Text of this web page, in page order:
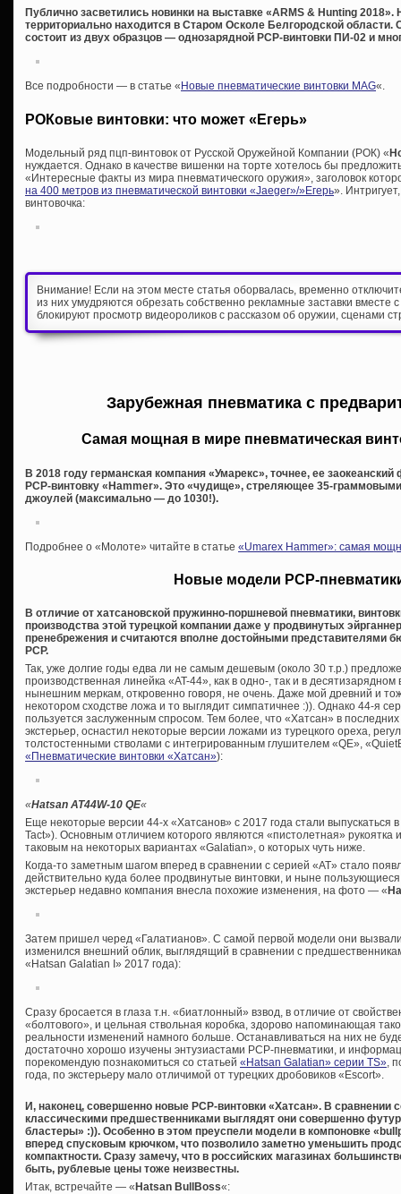
Публично засветились новинки на выставке «ARMS & Hunting 2018».
территориально находится в Старом Осколе Белгородской
состоит из двух образцов — однозарядной PCP-винтовки ПИ-02 и
Все подробности — в статье « Новые пневматические винтовки MAG«.
РОКовые винтовки: что может «Егерь»
Модельный ряд пцп-винтовок от Русской Оружейной Компании (РОК) «
нуждается. Однако в качестве вишенки на торте хотелось бы
«Интересные факты из мира пневматического оружия», заголовок
на 400 метров из пневматической винтовки «Jaeger»/»Егерь».
винтовочка:
Внимание! Если на этом месте статья оборвалась, временно
из них умудряются обрезать собственно рекламные заставки вместе
блокируют просмотр видеороликов с рассказом об оружии, сценами
Зарубежная пневматика с
Самая мощная в мире пневматическая
В 2018 году германская компания «Умарекс», точнее, ее
PCP-винтовку «Hammer». Это «чудище», стреляющее 35-
джоулей (максимально — до 1030!).
Подробнее о «Молоте» читайте в статье «Umarex Hammer»: самая
Новые модели PCP-
В отличие от хатсановской пружинно-поршневой пневматики,
производства этой турецкой компании даже у продвинутых
пренебрежения и считаются вполне достойными представителями
PCP.
Так, уже долгие годы едва ли не самым дешевым (около 30 т.р.)
производственная линейка «AT-44», как в одно-, так и в
нынешним меркам, откровенно говоря, не очень. Даже мой древний и
некотором сходстве ложа и то выглядит симпатичнее :)). Однако 44-я
пользуется заслуженным спросом. Тем более, что «Хатсан» в
экстерьер, оснастил некоторые версии ложами из турецкого ореха,
толстостенными стволами с интегрированным глушителем «QE»,
«Пневматические винтовки «Хатсан»):
«Hatsan AT44W-10 QE«
Еще некоторые версии 44-х «Хатсанов» с 2017 года стали выпускаться
Tact»). Основным отличием которого являются «пистолетная» рукоятка
таковым на некоторых вариантах «Galatian», о которых чуть ниже.
Когда-то заметным шагом вперед в сравнении с серией «AT» стало
действительно куда более продвинутые винтовки, и ныне
экстерьер недавно компания внесла похожие изменения, на фото — «
Затем пришел черед «Галатианов». С самой первой модели они
изменился внешний облик, выглядящий в сравнении с
«Hatsan Galatian I» 2017 года):
Сразу бросается в глаза т.н. «биатлонный» взвод, в отличие от
«болтового», и цельная ствольная коробка, здорово напоминающая
реальности изменений намного больше. Останавливаться на них не
достаточно хорошо изучены энтузиастами PCP-пневматики, и
порекомендую познакомиться со статьей «Hatsan Galatian» серии TS»,
года, по экстерьеру мало отличимой от турецких дробовиков «Escort».
И, наконец, совершенно новые PCP-винтовки «Хатсан». В сравнении
классическими предшественниками выглядят они совершенно
бластеры» :)). Особенно в этом преуспели модели в компоновке
вперед спусковым крючком, что позволило заметно уменьшить
компактности. Сразу замечу, что в российских магазинах
быть, рублевые цены тоже неизвестны.
Итак, встречайте — « Hatsan BullBoss«: